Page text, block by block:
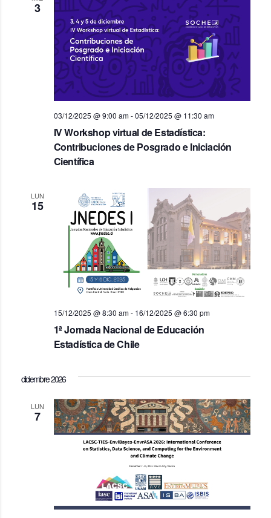
3
IV Workshop virtual de Estadística:
Contribuciones de Posgrado e Iniciación
Científica
03/12/2025 @ 9:00 am-05/12/2025 @ 11:30 am
LUN
15
1ª Jornada Nacional de Educación
Estadística de Chile
15/12/2025 @ 8:30 am- 16/12/2025 @ 6:30 pm
diciembre 2026
LUN
7